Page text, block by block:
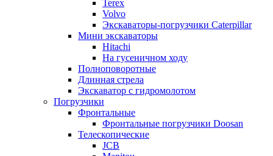
Terex
Volvo
Экскаваторы-погрузчики Caterpillar
Мини экскаваторы
Hitachi
На гусеничном ходу
Полноповоротные
Длинная стрела
Экскаватор с гидромолотом
Погрузчики
Фронтальные
Фронтальные погрузчики Doosan
Телескопические
JCB